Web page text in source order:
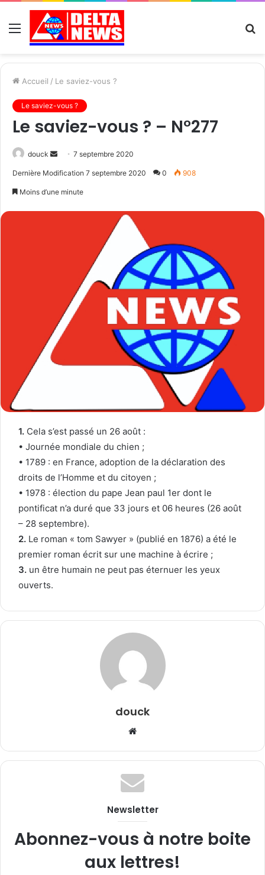
Menu
Accueil / Le saviez-vous ?
Le saviez-vous ?
Le saviez-vous ? – N°277
douck
Send7 septembre 2020
Dernière Modification 7 septembre 2020 0 908
Moins d’une minute
1. Cela s’est passé un 26 août :
• Journée mondiale du chien ;
• 1789 : en France, adoption de la déclaration des
droits de l’Homme et du citoyen ;
• 1978 : élection du pape Jean paul 1er dont le
pontificat n’a duré que 33 jours et 06 heures (26 août
– 28 septembre).
2. Le roman « tom Sawyer » (publié en 1876) a été le
premier roman écrit sur une machine à écrire ;
3. un être humain ne peut pas éternuer les yeux
ouverts.
douck
Website
Newsletter
Abonnez-vous à notre boite
aux lettres!